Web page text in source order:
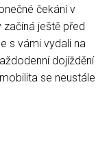
čekání v
začíná ještě před
s vámi vydali na
dojíždění
se neustále